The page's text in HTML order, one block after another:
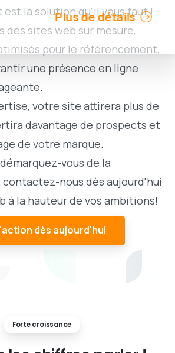
Plus de détails
la solution qu'il vous faut !
des sites web sur mesure,
pour le référencement,
une présence en ligne
votre site attirera plus de
davantage de prospects et
de votre marque.
vous de la
nous dès aujourd'hui
à la hauteur de vos ambitions!
dès aujourd'hui
Forte croissance